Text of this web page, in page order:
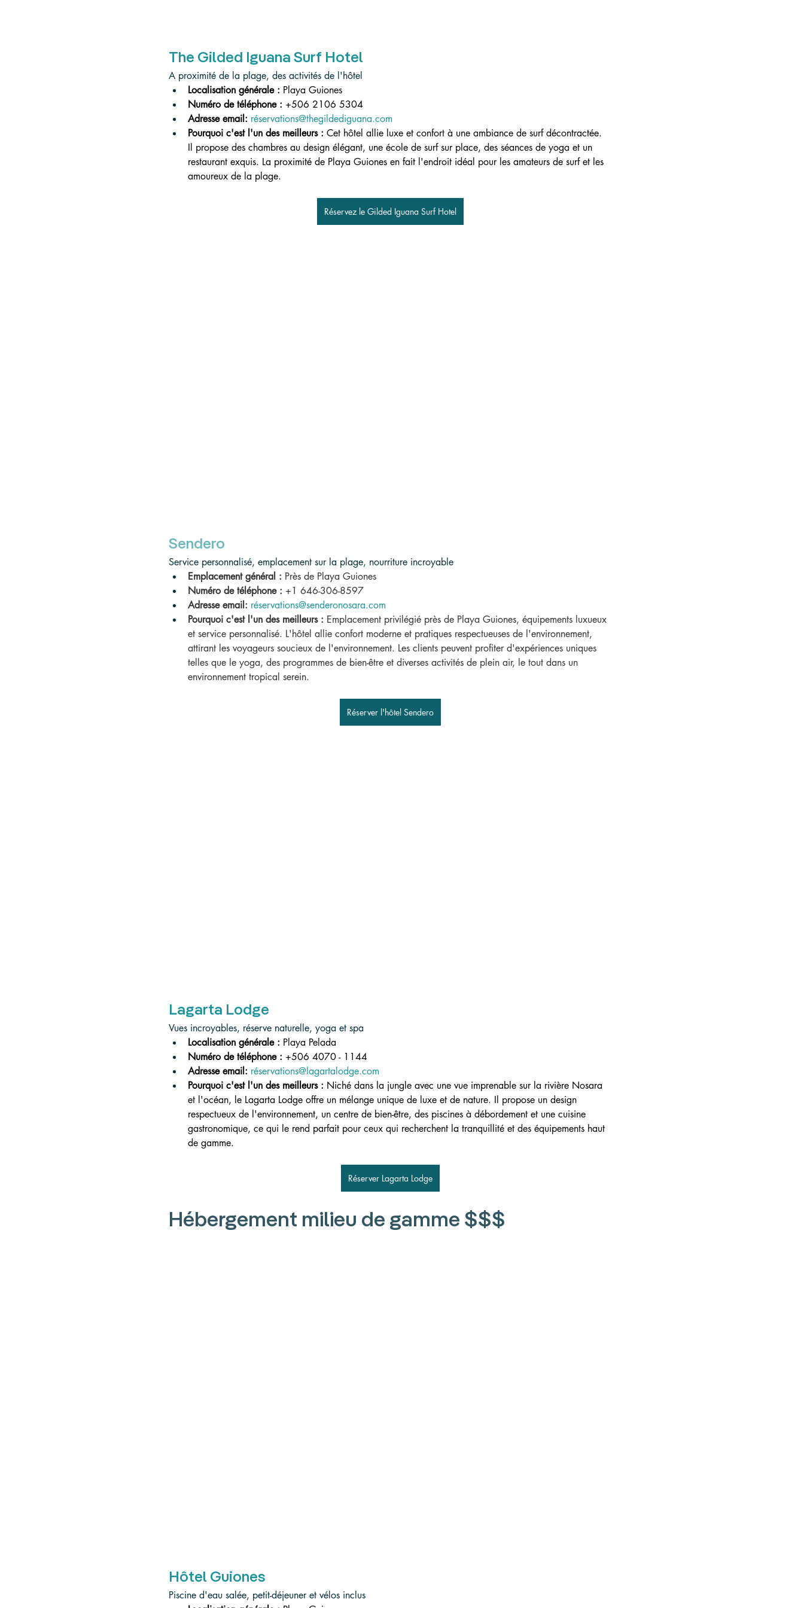
The Gilded Iguana Surf Hotel
A proximité de la plage, des activités de l'hôtel
Localisation générale : Playa Guiones
Numéro de téléphone : +506 2106 5304
Adresse email: réservations@thegildediguana.com
Pourquoi c'est l'un des meilleurs : Cet hôtel allie luxe et confort à une ambiance de surf décontractée.
Il propose des chambres au design élégant, une école de surf sur place, des séances de yoga et un
restaurant exquis. La proximité de Playa Guiones en fait l'endroit idéal pour les amateurs de surf et les
amoureux de la plage.
Réservez le Gilded Iguana Surf Hotel
Sendero
Service personnalisé, emplacement sur la plage, nourriture incroyable
Emplacement général : Près de Playa Guiones
Numéro de téléphone : +1 646-306-8597
Adresse email: réservations@senderonosara.com
Pourquoi c'est l'un des meilleurs : Emplacement privilégié près de Playa Guiones, équipements luxueux
et service personnalisé. L'hôtel allie confort moderne et pratiques respectueuses de l'environnement,
attirant les voyageurs soucieux de l'environnement. Les clients peuvent profiter d'expériences uniques
telles que le yoga, des programmes de bien-être et diverses activités de plein air, le tout dans un
environnement tropical serein.
Réserver l'hôtel Sendero
Lagarta Lodge
Vues incroyables, réserve naturelle, yoga et spa
Localisation générale : Playa Pelada
Numéro de téléphone : +506 4070 - 1144
Adresse email: réservations@lagartalodge.com
Pourquoi c'est l'un des meilleurs : Niché dans la jungle avec une vue imprenable sur la rivière Nosara
et l'océan, le Lagarta Lodge offre un mélange unique de luxe et de nature. Il propose un design
respectueux de l'environnement, un centre de bien-être, des piscines à débordement et une cuisine
gastronomique, ce qui le rend parfait pour ceux qui recherchent la tranquillité et des équipements haut
de gamme.
Réserver Lagarta Lodge
Hébergement milieu de gamme $$$
Hôtel Guiones
Piscine d'eau salée, petit-déjeuner et vélos inclus